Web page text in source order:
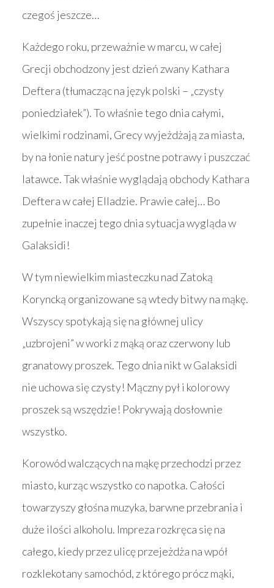
czegoś jeszcze…
Każdego roku, przeważnie w marcu, w całej
Grecji obchodzony jest dzień zwany Kathara
Deftera (tłumacząc na język polski – „czysty
poniedziałek”). To właśnie tego dnia całymi,
wielkimi rodzinami, Grecy wyjeżdżają za miasta,
by na łonie natury jeść postne potrawy i puszczać
latawce. Tak właśnie wyglądają obchody Kathara
Deftera w całej Elladzie. Prawie całej… Bo
zupełnie inaczej tego dnia sytuacja wygląda w
Galaksidi!
W tym niewielkim miasteczku nad Zatoką
Koryncką organizowane są wtedy bitwy na mąkę.
Wszyscy spotykają się na głównej ulicy
„uzbrojeni” w worki z mąką oraz czerwony lub
granatowy proszek. Tego dnia nikt w Galaksidi
nie uchowa się czysty! Mączny pył i kolorowy
proszek są wszędzie! Pokrywają dosłownie
wszystko.
Korowód walczących na mąkę przechodzi przez
miasto, kurząc wszystko co napotka. Całości
towarzyszy głośna muzyka, barwne przebrania i
duże ilości alkoholu. Impreza rozkręca się na
całego, kiedy przez ulicę przejeżdża na wpół
rozklekotany samochód, z którego prócz mąki,